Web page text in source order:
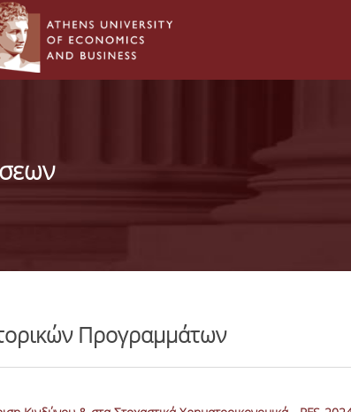
Προγραμμάτων